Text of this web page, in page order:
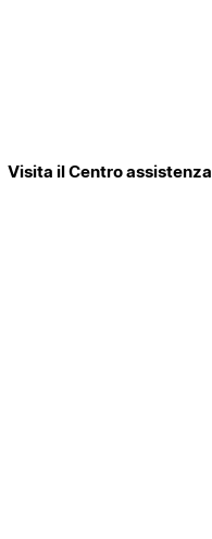
Visita il Centro assistenza